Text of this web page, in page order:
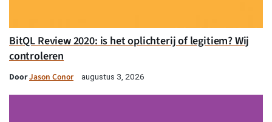
BitQL Review 2020: is het oplichterij of legitiem? Wij
controleren
DoorJason Conor augustus 3, 2026